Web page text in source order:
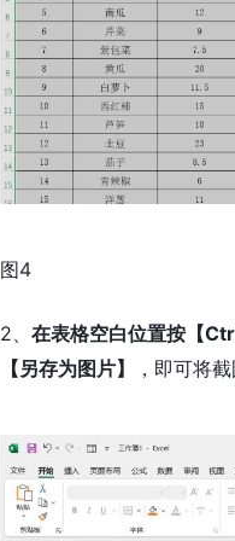
图4
2、 在表格空白位置按【
【另存为图片】
，即可将截